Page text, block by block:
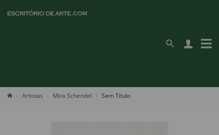
Artistas Mira Schendel Sem Título